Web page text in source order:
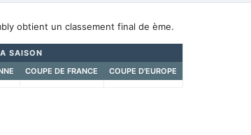
obtient un classement final de ème.
SAISON
COUPE DE FRANCE COUPE D'EUROPE